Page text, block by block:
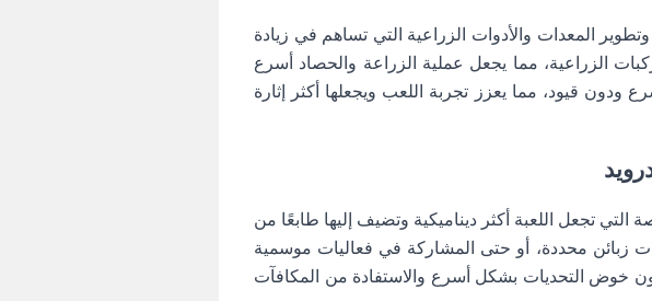
المعدات والأدوات الزراعية التي تساهم في زيادة
الزراعية، مما يجعل عملية الزراعة والحصاد أسرع
ودون قيود، مما يعزز تجربة اللعب ويجعلها أكثر إثارة
التي تجعل اللعبة أكثر ديناميكية وتضيف إليها طابعًا من
زبائن محددة، أو حتى المشاركة في فعاليات موسمية
خوض التحديات بشكل أسرع والاستفادة من المكافآت